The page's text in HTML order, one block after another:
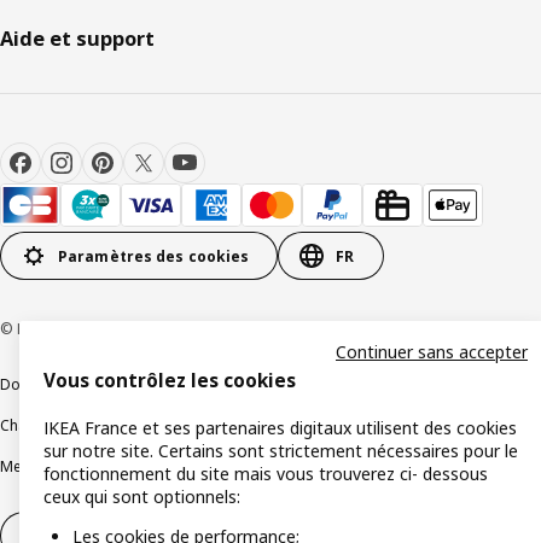
Aide et support
Paramètres des cookies FR
© Inter IKEA Systems B.V 1999-2026
Documents juridiques et informations légales
Charte de protection des donnéesPolitique relative aux cookies
Mentions légalesAlertes fraudeRappel produitAccessibilité : non conforme
Formulaire de rétractation – produits
Vous contrôlez les cookies
IKEA France et ses partenaires digitaux utilisent des cookies
sur notre site. Certains sont strictement nécessaires pour le
fonctionnement du site mais vous trouverez ci- dessous
ceux qui sont optionnels:
Les cookies de performance;
Continuer sans accepter